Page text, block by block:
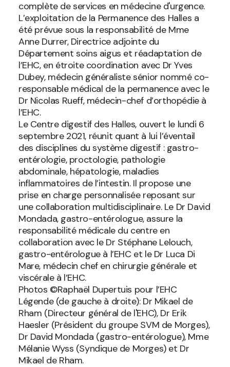
complète de services en médecine d'urgence.
L’exploitation de la Permanence des Halles a
été prévue sous la responsabilité de Mme
Anne Durrer, Directrice adjointe du
Département soins aigus et réadaptation de
l’EHC, en étroite coordination avec Dr Yves
Dubey, médecin généraliste sénior nommé co-
responsable médical de la permanence avec le
Dr Nicolas Rueff, médecin-chef d’orthopédie à
l’EHC.
Le Centre digestif des Halles, ouvert le lundi 6
septembre 2021, réunit quant à lui l’éventail
des disciplines du système digestif : gastro-
entérologie, proctologie, pathologie
abdominale, hépatologie, maladies
inflammatoires de l’intestin. Il propose une
prise en charge personnalisée reposant sur
une collaboration multidisciplinaire. Le Dr David
Mondada, gastro-entérologue, assure la
responsabilité médicale du centre en
collaboration avec le Dr Stéphane Lelouch,
gastro-entérologue à l’EHC et le Dr Luca Di
Mare, médecin chef en chirurgie générale et
viscérale à l’EHC.
Photos ©Raphaël Dupertuis pour l’EHC
Légende (de gauche à droite): Dr Mikael de
Rham (Directeur général de l'EHC), Dr Erik
Haesler (Président du groupe SVM de Morges),
Dr David Mondada (gastro-entérologue), Mme
Mélanie Wyss (Syndique de Morges) et Dr
Mikael de Rham.